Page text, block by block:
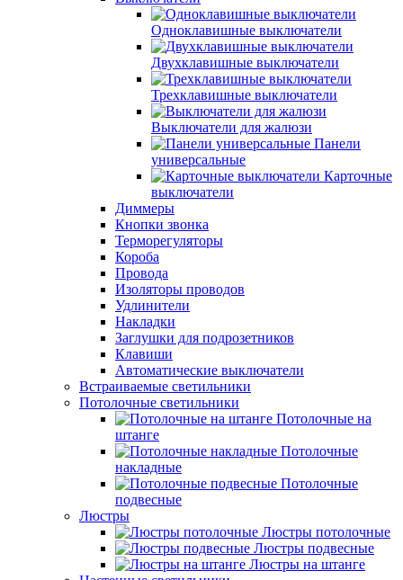
Одноклавишные выключатели
Двухклавишные выключатели
Трехклавишные выключатели
Выключатели для жалюзи
Панели
универсальные
Карточные
выключатели
Диммеры
Кнопки звонка
Терморегуляторы
Короба
Провода
Изоляторы проводов
Удлинители
Накладки
Заглушки для подрозетников
Клавиши
Автоматические выключатели
Встраиваемые светильники
Потолочные светильники
Потолочные на
штанге
Потолочные
накладные
Потолочные
подвесные
Люстры
Люстры потолочные
Люстры подвесные
Люстры на штанге